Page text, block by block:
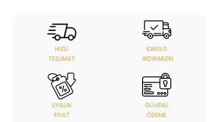
HIZLI
TESLIMAT
KARGO
İNDIRIMLERI
UYGUN
FIYAT
GÜVENLI
ÖDEME